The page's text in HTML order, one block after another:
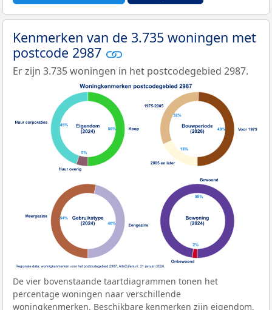
Kenmerken van de 3.735 woningen met
postcode 2987
Er zijn 3.735 woningen in het postcodegebied 2987.
De vier bovenstaande taartdiagrammen tonen het
percentage woningen naar verschillende
woningkenmerken. Beschikbare kenmerken zijn eigendom,